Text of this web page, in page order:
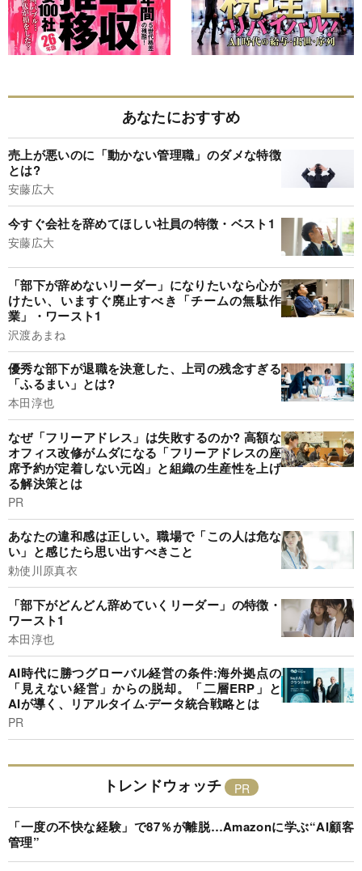
あなたにおすすめ
売上が悪いのに「動かない管理職」のダメな特徴
とは?
安藤広大
今すぐ会社を辞めてほしい社員の特徴・ベスト1
安藤広大
「部下が辞めないリーダー」になりたいなら心が
けたい、いますぐ廃止すべき「チームの無駄作
業」・ワースト1
沢渡あまね
優秀な部下が退職を決意した、上司の残念すぎる
「ふるまい」とは?
本田淳也
なぜ「フリーアドレス」は失敗するのか? 高額な
オフィス改修がムダになる「フリーアドレスの座
席予約が定着しない元凶」と組織の生産性を上げ
る解決策とは
PR
あなたの違和感は正しい。職場で「この人は危な
い」と感じたら思い出すべきこと
勅使川原真衣
「部下がどんどん辞めていくリーダー」の特徴・
ワースト1
本田淳也
AI時代に勝つグローバル経営の条件:海外拠点の
「見えない経営」からの脱却。「二層ERP」と
AIが導く、リアルタイム·データ統合戦略とは
PR
トレンドウォッチ
「一度の不快な経験」で87％が離脱…Amazonに学ぶ“AI顧客
管理”